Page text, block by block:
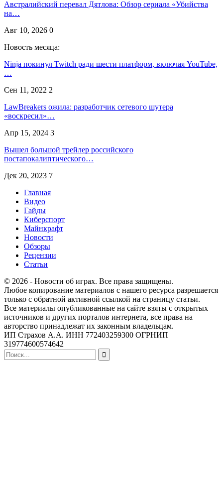
Австралийский перевал Дятлова: Обзор сериала «Убийства
на…
Авг 10, 2026 0
Новость месяца:
Ninja покинул Twitch ради шести платформ, включая YouTube,
…
Сен 11, 2022 2
LawBreakers ожила: разработчик сетевого шутера
«воскресил»…
Апр 15, 2024 3
Вышел большой трейлер российского
постапокалиптического…
Дек 20, 2023 7
Главная
Видео
Гайды
Киберспорт
Майнкрафт
Новости
Обзоры
Рецензии
Статьи
© 2026 - Новости об играх. Все права защищены.
Любое копирование материалов с нашего ресурса разрешается
только с обратной активной ссылкой на страницу статьи.
Все материалы опубликованные на сайте взяты с открытых
источников и других порталов интернета, все права на
авторство принадлежат их законным владельцам.
ИП Страхов А.А. ИНН 772403259300 ОГРНИП
319774600574642